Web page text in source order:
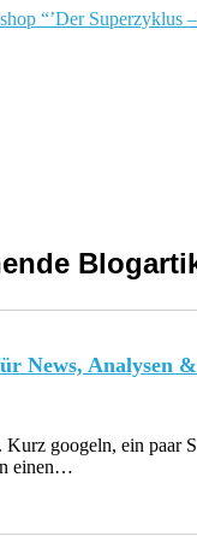
“’Der Superzyklus
News, Analysen
googeln, ein paar
einen…